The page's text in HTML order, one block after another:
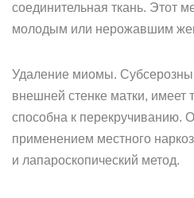
соединительная ткань. Этот
молодым или нерожавшим
Удаление миомы.
внешней стенке матки, имеет
способна к перекручиванию.
применением местного
и лапароскопический метод.